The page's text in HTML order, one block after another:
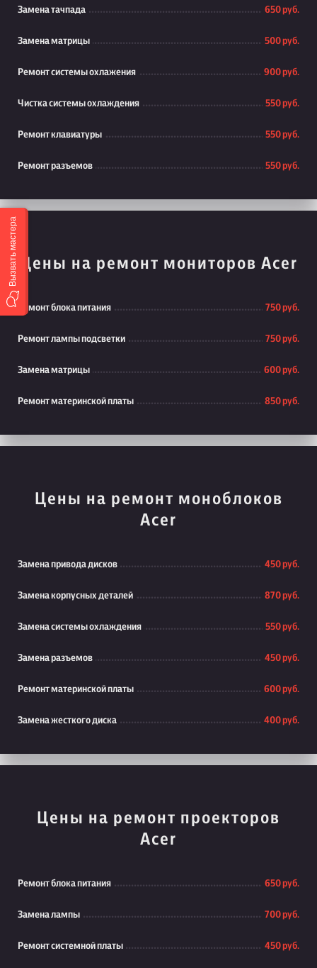
Замена тачпада 650 руб.
Замена матрицы 500 руб.
Ремонт системы охлажения 900 руб.
Чистка системы охлаждения 550 руб.
Ремонт клавиатуры 550 руб.
Ремонт разъемов 550 руб.
Цены на ремонт мониторов Acer
Ремонт блока питания 750 руб.
Ремонт лампы подсветки 750 руб.
Замена матрицы 600 руб.
Ремонт материнской платы 850 руб.
Цены на ремонт моноблоков
Acer
Замена привода дисков 450 руб.
Замена корпусных деталей 870 руб.
Замена системы охлаждения 550 руб.
Замена разъемов 450 руб.
Ремонт материнской платы 600 руб.
Замена жесткого диска 400 руб.
Цены на ремонт проекторов
Acer
Ремонт блока питания 650 руб.
Замена лампы 700 руб.
Ремонт системной платы 450 руб.
Вызвать мастера